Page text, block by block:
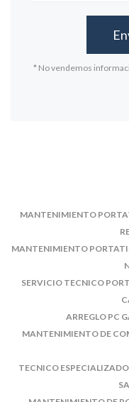
* No vendemos
MANTENIMIENTO
MANTENIMIENTO
SERVICIO TECNICO
ARREGLO PC
MANTENIMIENTO DE
TECNICO